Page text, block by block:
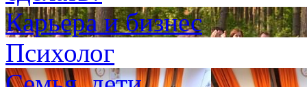
Карьера и бизнес
Психолог